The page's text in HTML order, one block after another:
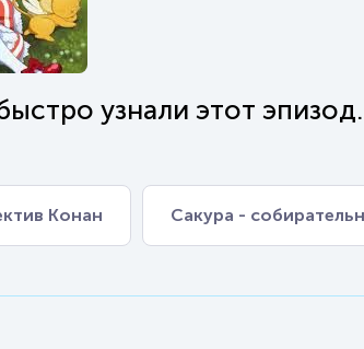
узнали этот
Конан Сакура -